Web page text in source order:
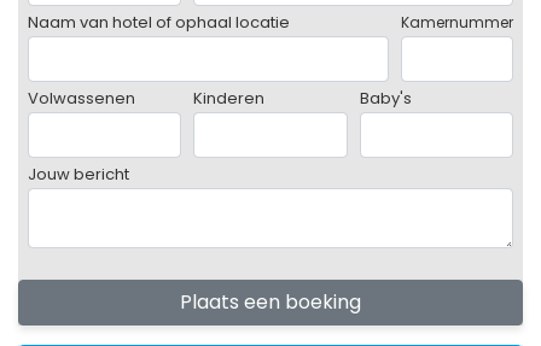
Naam van hotel of ophaal locatie Kamernummer
Volwassenen Kinderen Baby's
Jouw bericht
Plaats een boeking